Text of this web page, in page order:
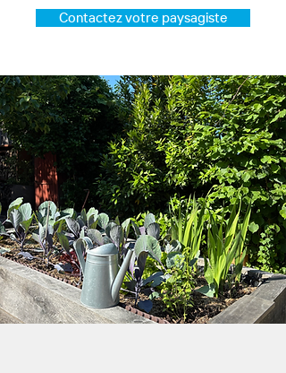
Contactez votre paysagiste